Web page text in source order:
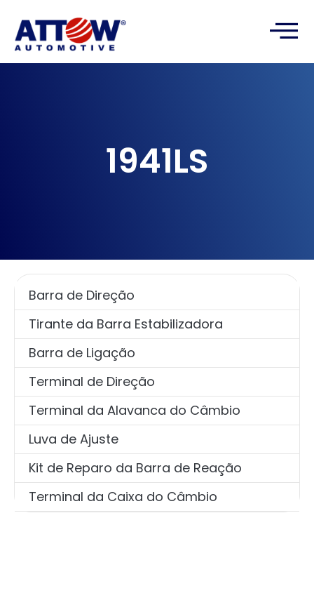
1941LS
Barra de Direção
Tirante da Barra Estabilizadora
Barra de Ligação
Terminal de Direção
Terminal da Alavanca do Câmbio
Luva de Ajuste
Kit de Reparo da Barra de Reação
Terminal da Caixa do Câmbio